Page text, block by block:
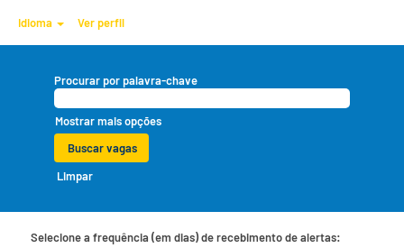
Idioma Ver perfil
Procurar por palavra-chave
Mostrar mais opções
Limpar
Selecione a frequência (em dias) de recebimento de alertas: